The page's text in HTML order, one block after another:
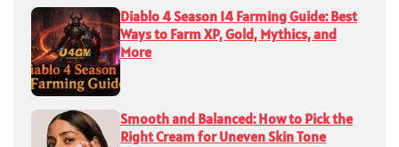
Diablo 4 Season 14 Farming Guide: Best
Ways to Farm XP, Gold, Mythics, and
More
Smooth and Balanced: How to Pick the
Right Cream for Uneven Skin Tone